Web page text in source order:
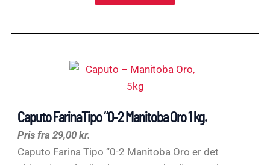
Caputo FarinaTipo “0-2 Manitoba Oro 1 kg.
Pris fra 29,00 kr.
Caputo Farina Tipo “0-2 Manitoba Oro er det